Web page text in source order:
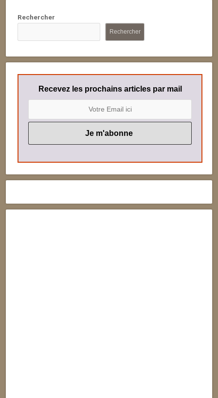
Rechercher
Rechercher
Recevez les prochains articles par mail